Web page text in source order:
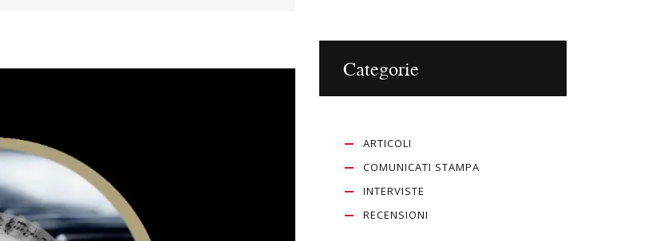
Categorie
ARTICOLI
COMUNICATI STAMPA
INTERVISTE
RECENSIONI